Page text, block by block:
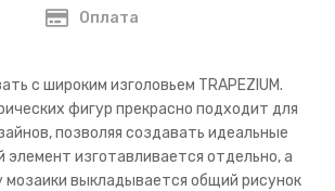
Оплата
с широким изголовьем TRAPEZIUM.
фигур прекрасно подходит для
позволяя создавать идеальные
изготавливается отдельно, а
мозаики выкладывается общий рисунок